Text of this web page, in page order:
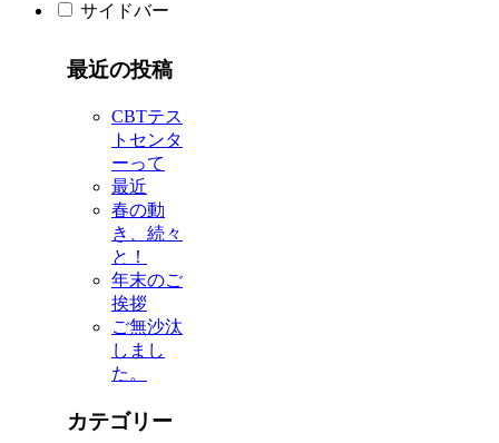
サイドバー
最近の投稿
CBTテス
トセンタ
ーって
最近
春の動
き、続々
と！
年末のご
挨拶
ご無沙汰
しまし
た。
カテゴリー